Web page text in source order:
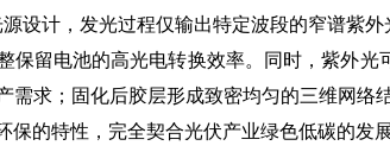
设计，发光过程仅输出特定波段的窄谱紫
保留电池的高光电转换效率。同时，紫外
需求；固化后胶层形成致密均匀的三维网
的特性，完全契合光伏产业绿色低碳的发展